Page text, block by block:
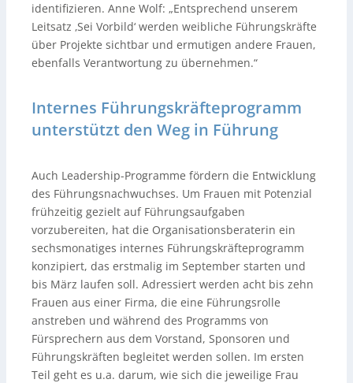
identifizieren. Anne Wolf: „Entsprechend unserem
Leitsatz ‚Sei Vorbild‘ werden weibliche Führungskräfte
über Projekte sichtbar und ermutigen andere Frauen,
ebenfalls Verantwortung zu übernehmen.“
Internes Führungskräfteprogramm
unterstützt den Weg in Führung
Auch Leadership-Programme fördern die Entwicklung
des Führungsnachwuchses. Um Frauen mit Potenzial
frühzeitig gezielt auf Führungsaufgaben
vorzubereiten, hat die Organisationsberaterin ein
sechsmonatiges internes Führungskräfteprogramm
konzipiert, das erstmalig im September starten und
bis März laufen soll. Adressiert werden acht bis zehn
Frauen aus einer Firma, die eine Führungsrolle
anstreben und während des Programms von
Fürsprechern aus dem Vorstand, Sponsoren und
Führungskräften begleitet werden sollen. Im ersten
Teil geht es u.a. darum, wie sich die jeweilige Frau